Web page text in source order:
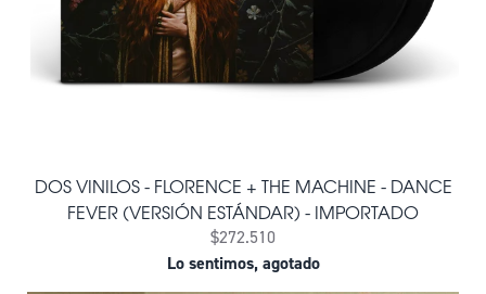
DOS VINILOS - FLORENCE + THE MACHINE - DANCE
FEVER (VERSIÓN ESTÁNDAR) - IMPORTADO
$272.510
Lo sentimos, agotado